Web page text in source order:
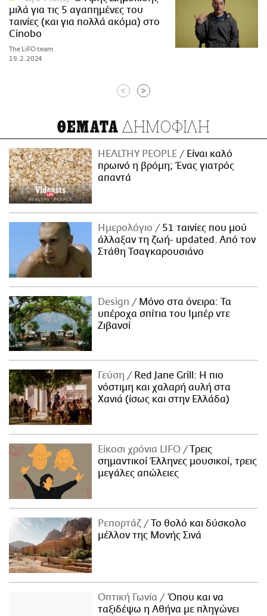
μιλά για τις 5 αγαπημένες του
ταινίες (και για πολλά ακόμα) στο
Cinobo
The LiFO team
19.2.2024
< >
ΘΕΜΑΤΑ ΔΗΜΟΦΙΛΗ
HEALTHY PEOPLE
Είναι καλό
πρωινό η βρόμη; Ένας γιατρός
απαντά
Ημερολόγιο
51 ταινίες που μού
άλλαξαν τη ζωή- updated. Aπό τον
Στάθη Τσαγκαρουσιάνο
Design
Μόνο στα όνειρα: Τα
υπέροχα σπίτια του Ιμπέρ ντε
Ζιβανσί
Γεύση
Red Jane Grill: Η πιο
νόστιμη και χαλαρή αυλή στα
Χανιά (ίσως και στην Ελλάδα)
Είκοσι χρόνια LIFO
Tρεις
σημαντικοί Έλληνες μουσικοί, τρεις
μεγάλες απώλειες
Ρεπορτάζ
Το θολό και δύσκολο
μέλλον της Μονής Σινά
Οπτική Γωνία
Όπου και να
ταξιδέψω η Αθήνα με πληγώνει